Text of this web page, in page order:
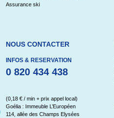
Assurance ski
NOUS CONTACTER
INFOS & RESERVATION
0 820 434 438
(0,18 € / min + prix appel local)
Goélia : Immeuble L’Européen
114, allée des Champs Elysées